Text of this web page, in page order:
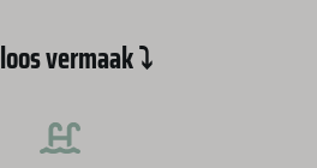
vermaak ⤵